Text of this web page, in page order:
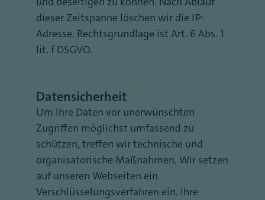
dieser Zeitspanne löschen wir die IP-
Adresse. Rechtsgrundlage ist Art. 6 Abs. 1
lit. f DSGVO.
Datensicherheit
Um Ihre Daten vor unerwünschten
Zugriffen möglichst umfassend zu
schützen, treffen wir technische und
organisatorische Maßnahmen. Wir setzen
auf unseren Webseiten ein
Verschlüsselungsverfahren ein. Ihre